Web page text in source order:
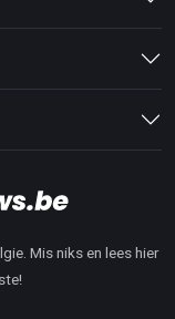
Mis niks en lees hier